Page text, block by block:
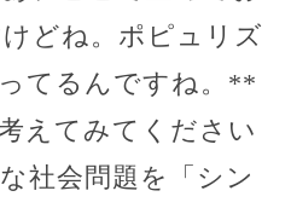
どね。ポピュリズ
てるんですね。**
えてみてください
社会問題を「シン